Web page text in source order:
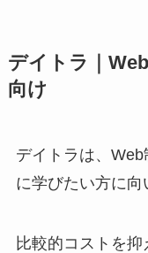
デイトラ｜
向け
デイトラは、
に学びたい方に向
比較的コストを